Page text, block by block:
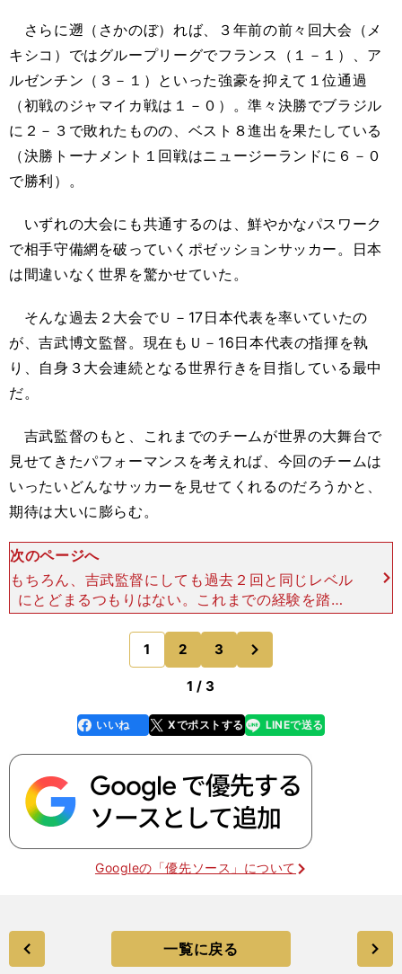
さらに遡（さかのぼ）れば、３年前の前々回大会（メ
キシコ）ではグループリーグでフランス（１－１）、ア
ルゼンチン（３－１）といった強豪を抑えて１位通過
（初戦のジャマイカ戦は１－０）。準々決勝でブラジル
に２－３で敗れたものの、ベスト８進出を果たしている
（決勝トーナメント１回戦はニュージーランドに６－０
で勝利）。
いずれの大会にも共通するのは、鮮やかなパスワーク
で相手守備網を破っていくポゼッションサッカー。日本
は間違いなく世界を驚かせていた。
そんな過去２大会でＵ－17日本代表を率いていたの
が、吉武博文監督。現在もＵ－16日本代表の指揮を執
り、自身３大会連続となる世界行きを目指している最中
だ。
吉武監督のもと、これまでのチームが世界の大舞台で
見せてきたパフォーマンスを考えれば、今回のチームは
いったいどんなサッカーを見せてくれるのだろうかと、
期待は大いに膨らむ。
次のページへ
もちろん、吉武監督にしても過去２回と同じレベル
にとどまるつもりはない。これまでの経験を踏ま
え、指揮官が選手に要求する基準は、より高いもの
になっている。 例えば、各選手のポジショニン
グ。４－３－３と
1 2 3
1 / 3
faceboo
k
いいね Xでポストする
line LINEで送る
Googleの「優先ソース」について
一覧に戻る